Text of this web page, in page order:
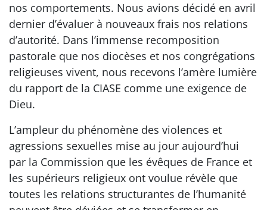
nos comportements. Nous avions décidé en avril
dernier d’évaluer à nouveaux frais nos relations
d’autorité. Dans l’immense recomposition
pastorale que nos diocèses et nos congrégations
religieuses vivent, nous recevons l’amère lumière
du rapport de la CIASE comme une exigence de
Dieu.
L’ampleur du phénomène des violences et
agressions sexuelles mise au jour aujourd’hui
par la Commission que les évêques de France et
les supérieurs religieux ont voulue révèle que
toutes les relations structurantes de l’humanité